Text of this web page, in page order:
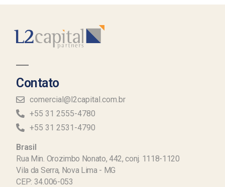
Contato
comercial@l2capital.com.br
+55 31 2555-4780
+55 31 2531-4790
Brasil
Rua Min. Orozimbo Nonato, 442, conj. 1118-1120
Vila da Serra, Nova Lima - MG
CEP: 34.006-053